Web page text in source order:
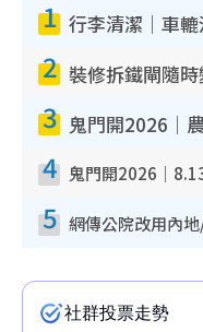
1
2
3
4
5